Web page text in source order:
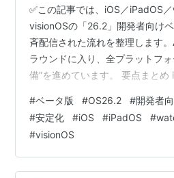
✅この記事では、iOS／iPadOS
visionOSの「26.2」開発者向け
斉配信された流れを整理します
ラウンドに入り、全プラットフ
備”を進めています。 要点まと
26.2：Slide Over復活の続報と安
26.2：遅れて合流、ビルド「
tvOS・visionOS 26.2：年末前の
#ベータ版 #OS26.2 #開発者
#安定化 #iOS #iPadOS #
#visionOS